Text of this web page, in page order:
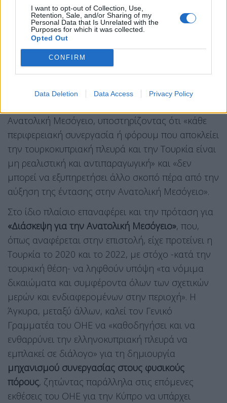
I want to opt-out of Collection, Use,
Retention, Sale, and/or Sharing of my
Personal Data that Is Unrelated with the
Purposes for which it was collected.
Opted Out
CONFIRM
Data Deletion Data Access Privacy Policy
έχει καταθέσει«εποικοδομητικές προτάσεις»
την ελληνοκυπριακή πλευρά το 2011, το 2012, το
2019 και εκ νέου το 2022 για συνεργασία στο
ζήτημα των υδρογονανθράκων, κατηγορώντας τη
Λευκωσία ότι «αρνείται μέχρι σήμερα τον ειρηνικό
δρόμο του διαλόγου και της συνεργασίας».
Παράλληλα, η Άγκυρα στρέφεται και κατά των
Ανατολική Μεσόγειο, υποστηρίζοντας ότι «κάθε
περιφερειακή συνεργασία ή φόρουμ που αποκλείει
την τουρκοκυπριακή πλευρά και την Τουρκία είναι
μη ρεαλιστική και αντιπαραγωγική» και «δεν
μπορεί να εξυπηρετήσει άλλο σκοπό πέρα από την
αύξηση της έντασης στην Ανατολική Μεσόγειο».
Στο ίδιο πλαίσιο επαναφέρει και την πρόταση για
«Διάσκεψη για την Ανατολική Μεσόγειο», που,
όπως αναφέρεται στην επιστολή, είχε προτείνει η
Τουρκία το 2020 και το 2022, με στόχο -κατά την
τουρκική θέση- να ληφθούν υπόψη «τα νόμιμα
δικαιώματα και συμφέροντα όλων των σχετικών
μερών και ενδιαφερομένων στην περιοχή». Η
Άγκυρα, μεταξύ άλλων, καλεί τον Γενικό
Γραμματέα του ΟΗΕ να «καθοδηγήσει και να
ενθαρρύνει την ελληνοκυπριακή πλευρά να
εμπλακεί σε διάλογο» για τη δημιουργία
μηχανισμού συνεργασίας στους φυσικούς
πόρους, ζητώντας παράλληλα στις επόμενες
εκθέσεις του ΟΗΕ για την Κύπρο να υπάρχει